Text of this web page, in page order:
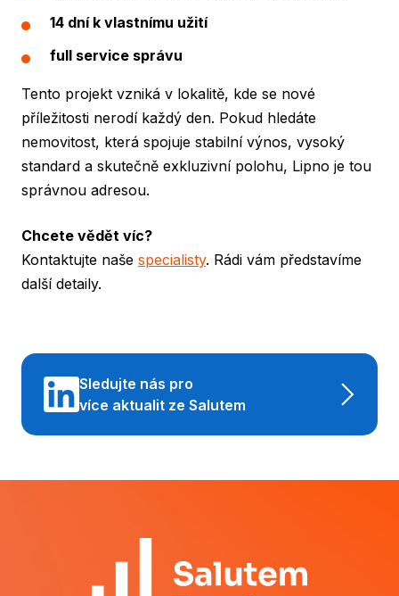
14 dní k vlastnímu užití
full service správu
Tento projekt vzniká v lokalitě, kde se nové
příležitosti nerodí každý den. Pokud hledáte
nemovitost, která spojuje stabilní výnos, vysoký
standard a skutečně exkluzivní polohu, Lipno je tou
správnou adresou.
Chcete vědět víc?
Kontaktujte naše specialisty. Rádi vám představíme
další detaily.
Sledujte nás pro
více aktualit ze Salutem